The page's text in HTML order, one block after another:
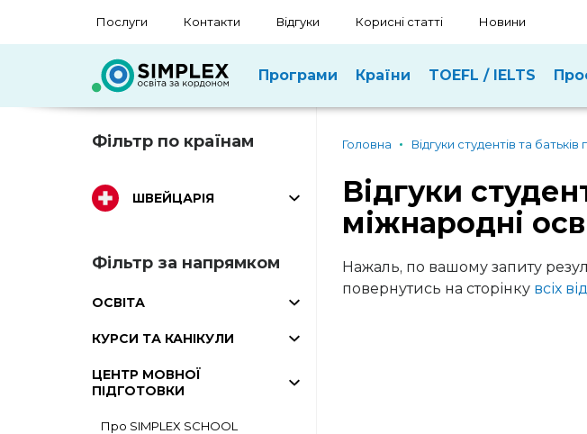
Послуги Контакти Відгуки Корисні статті Новини
Програми Країни TOEFL / IELTS
Фільтр по країнам
ШВЕЙЦАРІЯ
Фільтр за напрямком
ОСВІТА
КУРСИ ТА КАНІКУЛИ
ЦЕНТР МОВНОЇ
ПІДГОТОВКИ
Про SIMPLEX SCHOOL
Головна Відгуки студентів та
Відгуки
міжнародні
Нажаль, по вашому запиту
повернутись на сторінку всіх